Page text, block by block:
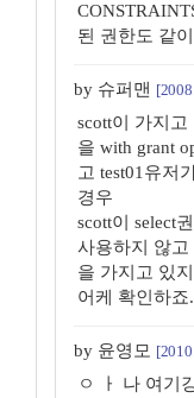
된 권한도 같
by 슈퍼맨
scott이 가지고
을 with grant
고 test01유저
경우
scott이 select
사용하지 않고
을 가지고 있
어케 확인하죠
by 윤영모
ㅇ ㅏ 나 여기